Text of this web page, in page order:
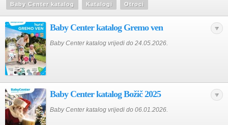
Baby Center katalog Katalogi Otroci
Baby Center katalog Gremo ven
Baby Center katalog vrijedi do 24.05.2026.
Baby Center katalog Božič 2025
Baby Center katalog vrijedi do 06.01.2026.